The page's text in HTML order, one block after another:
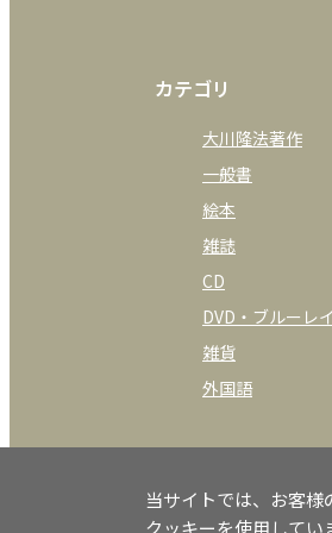
カテゴリ
大川隆法著作
一般書
絵本
雑誌
CD
DVD・ブルーレイ
雑貨
外国語
当サイトでは、お客様
クッキーを使用してい